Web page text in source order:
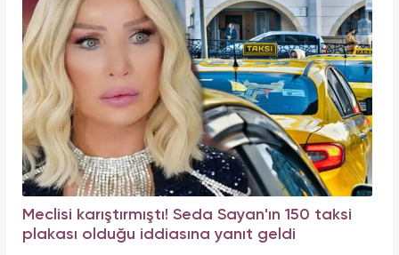
Meclisi karıştırmıştı! Seda Sayan'ın 150 taksi
plakası olduğu iddiasına yanıt geldi